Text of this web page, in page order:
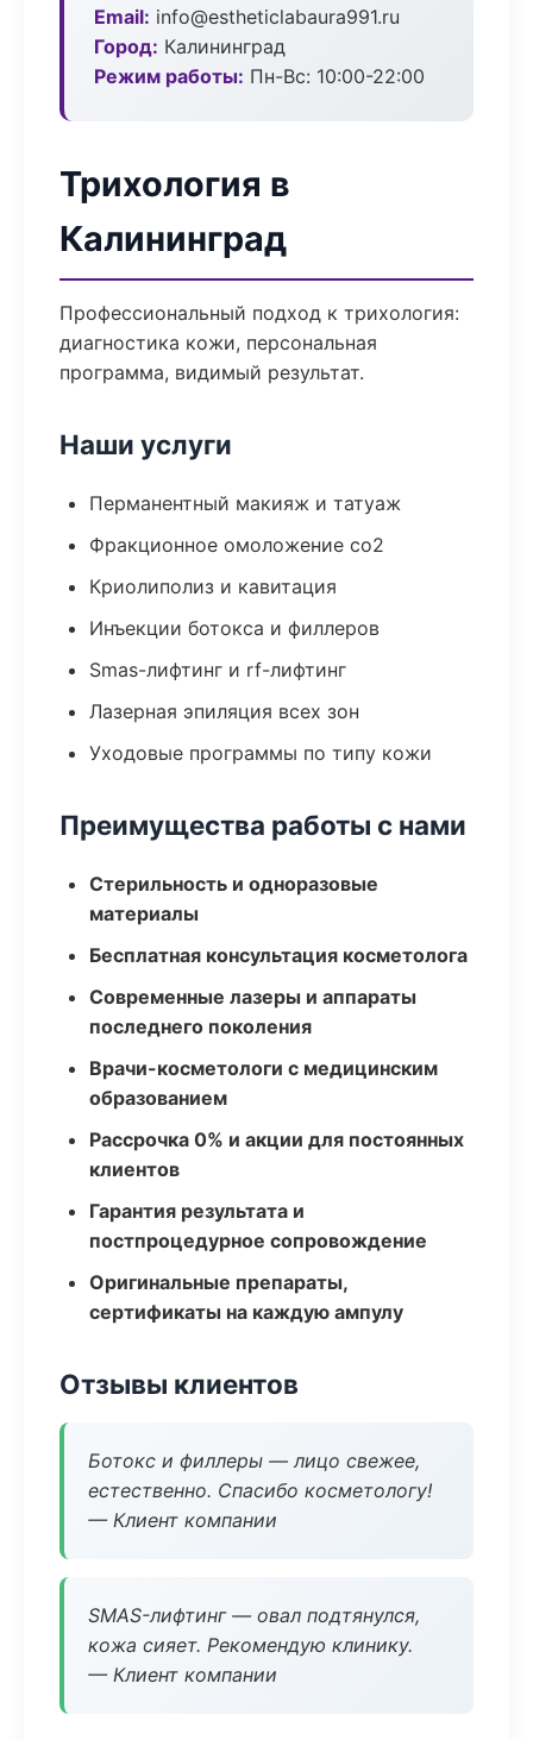
Email: info@estheticlabaura991.ru
Город: Калининград
Режим работы: Пн-Вс: 10:00-22:00
Трихология в
Калининград
Профессиональный подход к трихология:
диагностика кожи, персональная
программа, видимый результат.
Наши услуги
Перманентный макияж и татуаж
Фракционное омоложение co2
Криолиполиз и кавитация
Инъекции ботокса и филлеров
Smas-лифтинг и rf-лифтинг
Лазерная эпиляция всех зон
Уходовые программы по типу кожи
Преимущества работы с нами
Стерильность и одноразовые
материалы
Бесплатная консультация косметолога
Современные лазеры и аппараты
последнего поколения
Врачи-косметологи с медицинским
образованием
Рассрочка 0% и акции для постоянных
клиентов
Гарантия результата и
постпроцедурное сопровождение
Оригинальные препараты,
сертификаты на каждую ампулу
Отзывы клиентов
Ботокс и филлеры — лицо свежее,
естественно. Спасибо косметологу!
— Клиент компании
SMAS-лифтинг — овал подтянулся,
кожа сияет. Рекомендую клинику.
— Клиент компании